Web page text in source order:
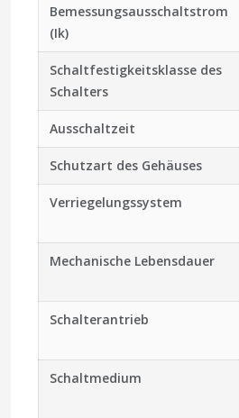
Bemessungsausschaltstrom
(Ik)
Schaltfestigkeitsklasse des
Schalters
Ausschaltzeit
Schutzart des Gehäuses
Verriegelungssystem
Mechanische Lebensdauer
Schalterantrieb
Schaltmedium